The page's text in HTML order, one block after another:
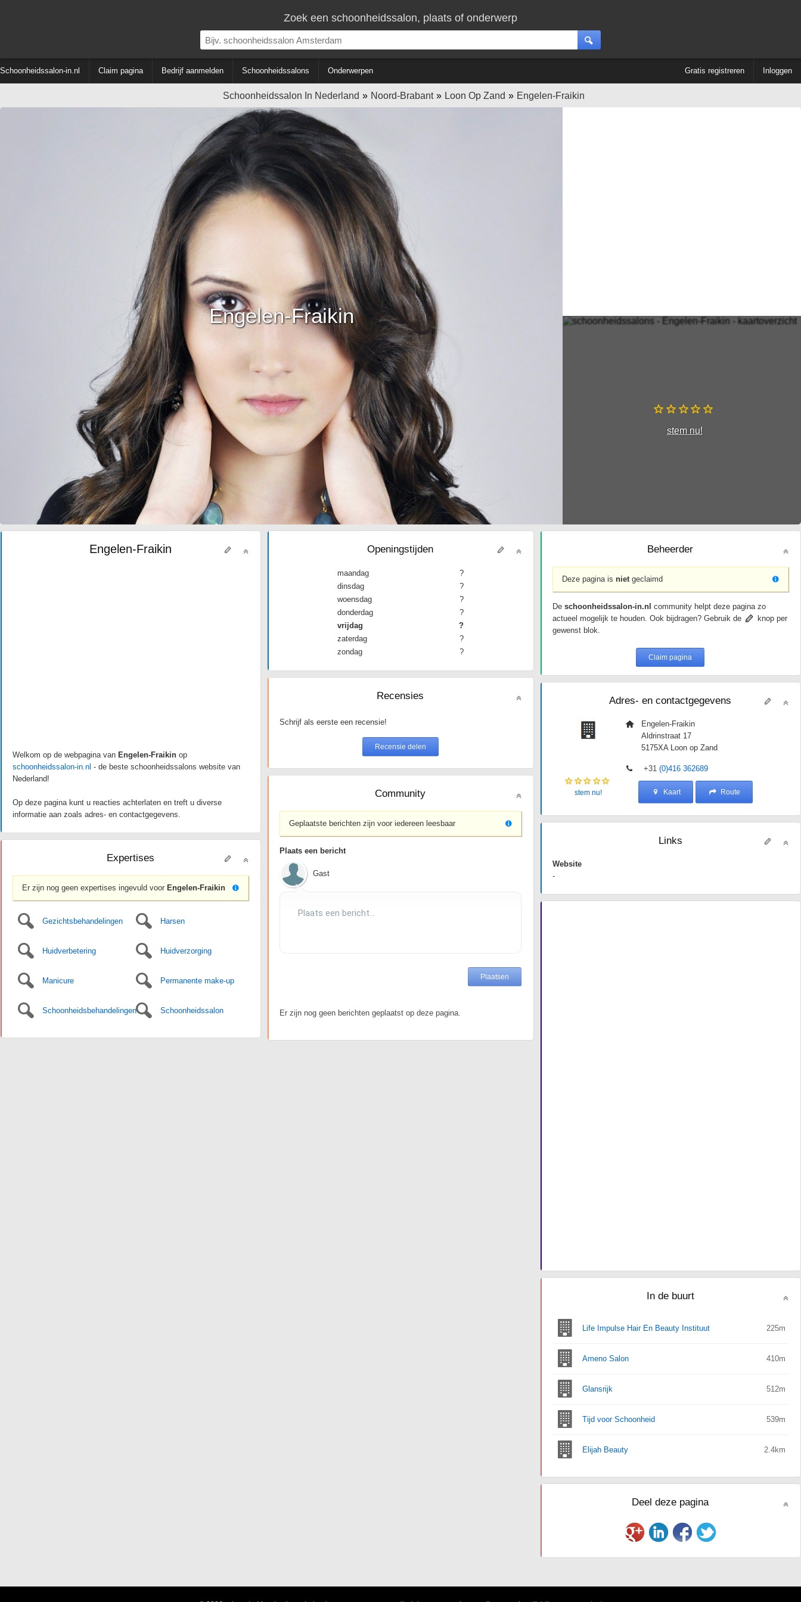
Zoek een schoonheidssalon, plaats of onderwerp
Schoonheidssalon-in.nl Claim pagina Bedrijf aanmelden Schoonheidssalons Onderwerpen Gratis registreren Inloggen
Schoonheidssalon In Nederland Noord-Brabant Loon Op Zand Engelen-Fraikin
Engelen-Fraikin
stem nu!
Engelen-Fraikin
Welkom op de webpagina van Engelen-Fraikin op
schoonheidssalon-in.nl - de beste schoonheidssalons website van
Nederland!
Op deze pagina kunt u reacties achterlaten en treft u diverse
informatie aan zoals adres- en contactgegevens.
Expertises
Er zijn nog geen expertises ingevuld voor Engelen-Fraikin
Gezichtsbehandelingen Harsen
Huidverbetering Huidverzorging
Manicure Permanente make-up
Schoonheidsbehandelingen Schoonheidssalon
Openingstijden
maandag
?
dinsdag
?
woensdag
?
donderdag
?
vrijdag
?
zaterdag
?
zondag
?
Recensies
Schrijf als eerste een recensie!
Community
Geplaatste berichten zijn voor iedereen leesbaar
Plaats een bericht
Gast
Er zijn nog geen berichten geplaatst op deze pagina.
Beheerder
Deze pagina is nietgeclaimd
De schoonheidssalon-in.nl community helpt deze pagina zo
actueel mogelijk te houden. Ook bijdragen? Gebruik de
knop per
gewenst blok.
Claim pagina
Adres- en contactgegevens
Engelen-Fraikin
Aldrinstraat 17
5175XA Loon op Zand
+31(0)416 362689
stem nu! Kaart Route
Links
Website
-
In de buurt
Life Impulse Hair En Beauty Instituut 225m
Ameno Salon 410m
Glansrijk 512m
Tijd voor Schoonheid 539m
Elijah Beauty 2.4km
Deel deze pagina